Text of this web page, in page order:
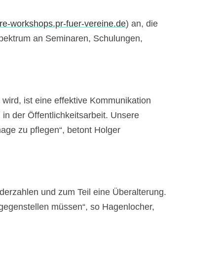
workshops.pr-fuer-vereine.de) an, die
an Seminaren, Schulungen,
ist eine effektive Kommunikation
der Öffentlichkeitsarbeit. Unsere
zu pflegen“, betont Holger
und zum Teil eine Überalterung.
müssen“, so Hagenlocher,